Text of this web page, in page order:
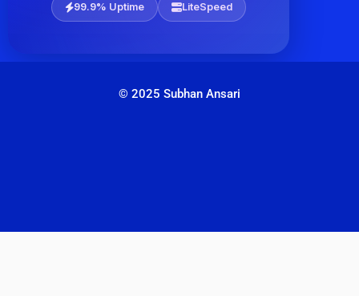
99.9% Uptime LiteSpeed
© 2025 Subhan Ansari